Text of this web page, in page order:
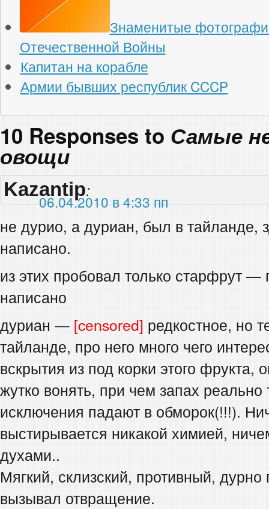
Знаменитые
Отечественной Войны
Капитан на корабле
Армии бывших республик CCCP
10 Responses to Самые
овощи
Kazantip:
06.04.2010 в 4:33 пп
не дурио, а дуриан, был в тайланде,
написано.
из этих пробовал только старфрут —
написано
дуриан — [censored] редкостное, но
тайланде, про него много чего
вскрытия из под корки этого фрукта,
жутко вонять, при чем запах
исключения падают в обморок(!!!).
выстирывается никакой химией,
духами..
Мягкий, склизский, противный,
вызывал отвращение.